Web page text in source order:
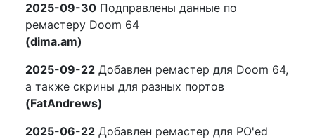
2025-09-30 Подправлены данные по
ремастеру Doom 64
(dima.am)
2025-09-22 Добавлен ремастер для Doom 64,
а также скрины для разных портов
(FatAndrews)
2025-06-22 Добавлен ремастер для PO'ed